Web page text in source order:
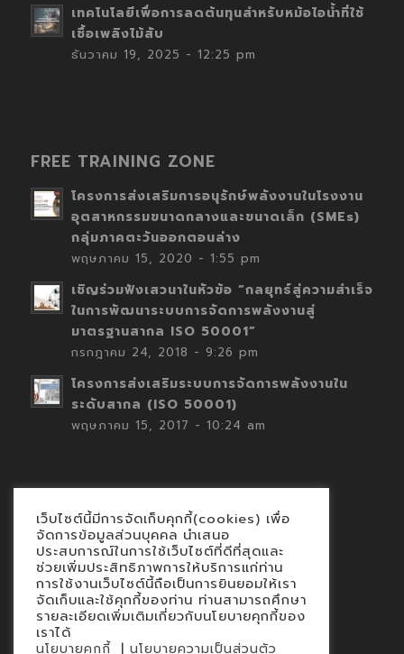
เทคโนโลยีเพื่อการลดต้นทุนสำหรับหม้อไอน้ำที่ใช้
เชื้อเพลิงไม้สับ
ธันวาคม 19, 2025 - 12:25 pm
FREE TRAINING ZONE
โครงการส่งเสริมการอนุรักษ์พลังงานในโรงงาน
อุตสาหกรรมขนาดกลางและขนาดเล็ก (SMEs)
กลุ่มภาคตะวันออกตอนล่าง
พฤษภาคม 15, 2020 - 1:55 pm
เชิญร่วมฟังเสวนาในหัวข้อ “กลยุทธ์สู่ความสำเร็จ
ในการพัฒนาระบบการจัดการพลังงานสู่
มาตรฐานสากล ISO 50001”
กรกฎาคม 24, 2018 - 9:26 pm
โครงการส่งเสริมระบบการจัดการพลังงานใน
ระดับสากล (ISO 50001)
พฤษภาคม 15, 2017 - 10:24 am
Contact
นโยบายคุกกี้
นโยบายข้อมูลส่วนบุคคล
เว็บไซต์นี้มีการจัดเก็บคุกกี้(cookies) เพื่อ
จัดการข้อมูลส่วนบุคคล นำเสนอ
ประสบการณ์ในการใช้เว็บไซต์ที่ดีที่สุดและ
ช่วยเพิ่มประสิทธิภาพการให้บริการแก่ท่าน
การใช้งานเว็บไซต์นี้ถือเป็นการยินยอมให้เรา
จัดเก็บและใช้คุกกี้ของท่าน ท่านสามารถศึกษา
รายละเอียดเพิ่มเติมเกี่ยวกับนโยบายคุกกี้ของ
เราได้
นโยบายคุกกี้ | นโยบายความเป็นส่วนตัว